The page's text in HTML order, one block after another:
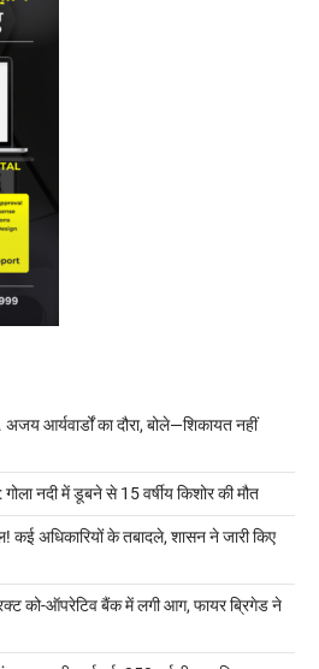
आर्यवार्डों का दौरा, बोले—शिकायत नहीं
गोला नदी में डूबने से 15 वर्षीय किशोर की मौत
कई अधिकारियों के तबादले, शासन ने जारी किए
को-ऑपरेटिव बैंक में लगी आग, फायर ब्रिगेड ने